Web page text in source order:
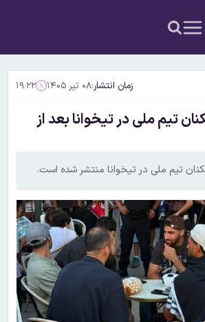
زمان انتشار:۰۸ تیر ۱۴۰۵ ۱۹:۲۲
تیم ملی در تیخوانا بعد از
تیم ملی در تیخوانا منتشر شده است.